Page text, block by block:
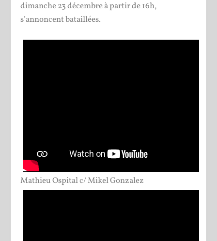
dimanche 23 décembre à partir de 16h,
s’annoncent bataillées.
Mathieu Ospital c/ Mikel Gonzalez